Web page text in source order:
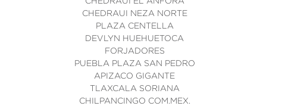
CHEDRAUI NEZA NORTE
PLAZA CENTELLA
DEVLYN HUEHUETOCA
FORJADORES
PUEBLA PLAZA SAN PEDRO
APIZACO GIGANTE
TLAXCALA SORIANA
CHILPANCINGO COM.MEX.